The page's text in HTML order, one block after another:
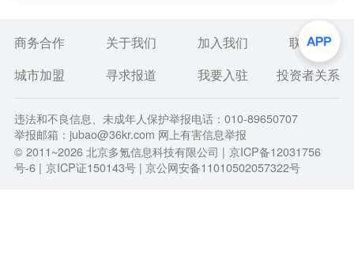
商务合作 关于我们 加入我们
联系我们
城市加盟
寻求报道 我要入驻 投资者关系
违法和不良信息、未成年人保护举报电话：010-89650707
举报邮箱：jubao@36kr.com 网上有害信息举报
© 2011~2026北京多氪信息科技有限公司 | 京ICP备12031756
号-6 | 京ICP证150143号 | 京公网安备11010502057322号